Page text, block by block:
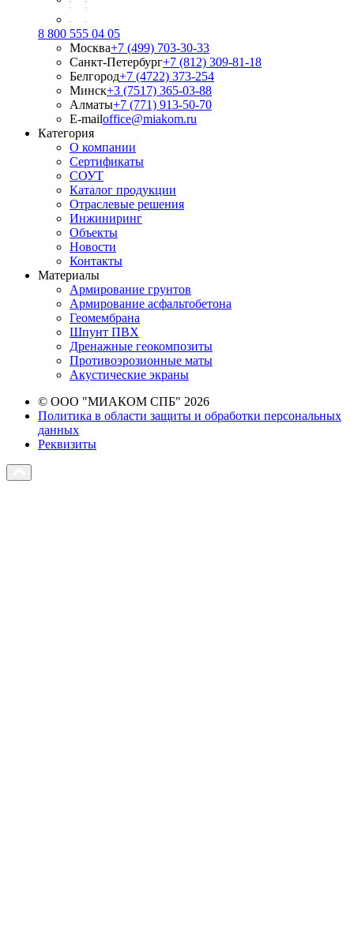
8 800 555 04 05
Москва+7 (499) 703-30-33
Санкт-Петербург+7 (812) 309-81-18
Белгород+7 (4722) 373-254
Минск+3 (7517) 365-03-88
Алматы+7 (771) 913-50-70
E-mailoffice@miakom.ru
Категория
О компании
Сертификаты
СОУТ
Каталог продукции
Отраслевые решения
Инжиниринг
Объекты
Новости
Контакты
Материалы
Армирование грунтов
Армирование асфальтобетона
Геомембрана
Шпунт ПВХ
Дренажные геокомпозиты
Противоэрозионные маты
Акустические экраны
© ООО "МИАКОМ СПБ" 2026
Политика в области защиты и обработки персональных
данных
Реквизиты